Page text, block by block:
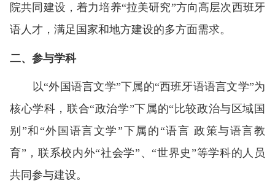
院共同建设，着力培养“拉美研究”方向高层次西班牙
语人才，满足国家和地方建设的多方面需求。
二、参与学科
以“外国语言文学”下属的“西班牙语语言文学”为
核心学科，联合“政治学”下属的“比较政治与区域国
别”和 “外 国语言文学”下属的 “语言 政策与语言教
育”，联系校内外“社会学”、 “世界史”等学科的人员
共同参与建设。